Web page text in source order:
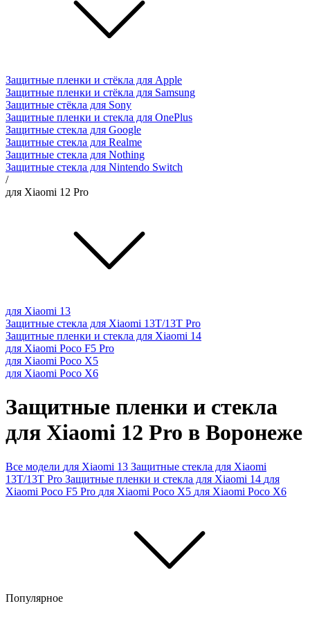
Защитные пленки и стёкла для Apple
Защитные пленки и стёкла для Samsung
Защитные стёкла для Sony
Защитные пленки и стекла для OnePlus
Защитные стекла для Google
Защитные стекла для Realme
Защитные стекла для Nothing
Защитные стекла для Nintendo Switch
/
для Xiaomi 12 Pro
для Xiaomi 13
Защитные стекла для Xiaomi 13T/13T Pro
Защитные пленки и стекла для Xiaomi 14
для Xiaomi Poco F5 Pro
для Xiaomi Poco X5
для Xiaomi Poco X6
Защитные пленки и стекла
для Xiaomi 12 Pro в Воронеже
Все модели для Xiaomi 13 Защитные стекла для Xiaomi
13T/13T Pro Защитные пленки и стекла для Xiaomi 14 для
Xiaomi Poco F5 Pro для Xiaomi Poco X5 для Xiaomi Poco X6
Популярное